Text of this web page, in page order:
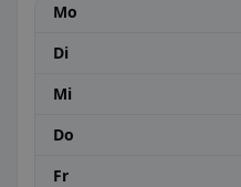
Mo
Di
Mi
Do
Fr